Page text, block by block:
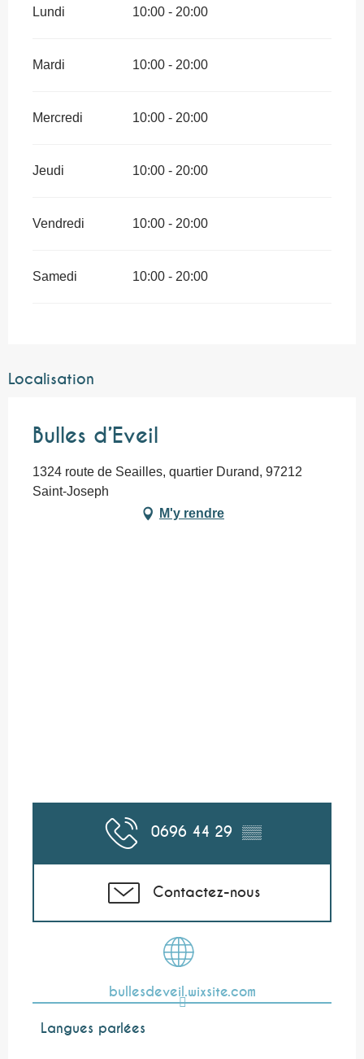
Lundi 10:00 - 20:00
Mardi 10:00 - 20:00
Mercredi 10:00 - 20:00
Jeudi 10:00 - 20:00
Vendredi 10:00 - 20:00
Samedi 10:00 - 20:00
Localisation
Bulles d’Eveil
1324 route de Seailles, quartier Durand, 97212
Saint-Joseph
M'y rendre
0696 44 29 ▒▒
Contactez-nous
bullesdeveil.wixsite.com
Langues parlées
Langues parlées